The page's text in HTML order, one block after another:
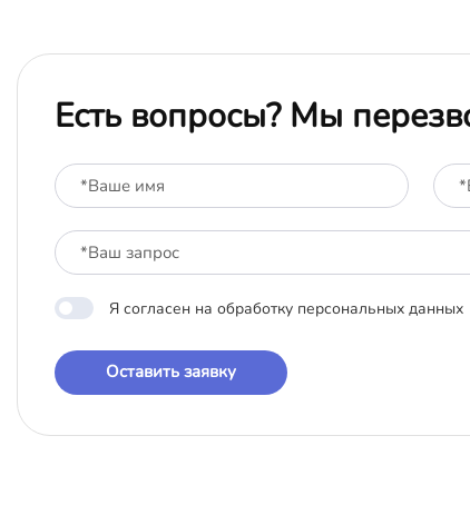
Есть вопросы? Мы
Я согласен на обработку персональных данных
Оставить заявку